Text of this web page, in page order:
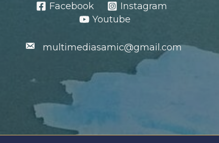
Facebook
Instagram
Youtube
multimediasamic@gmail.com